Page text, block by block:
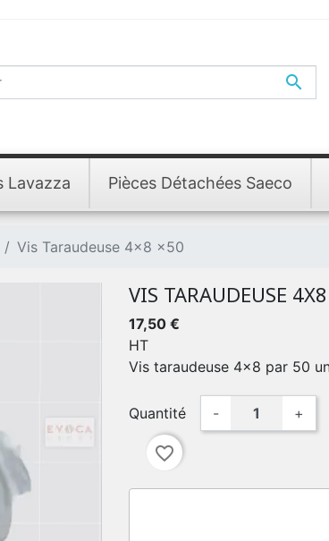

Lavazza Pièces Détachées Saeco
Vis Taraudeuse 4x8 x50
VIS TARAUDEUSE
17,50 €
HT
Vis taraudeuse 4x8 par 50
Quantité - +
favorite_border